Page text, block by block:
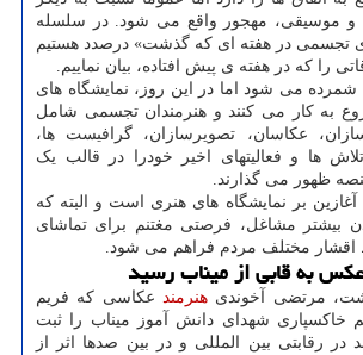
و موسیقی، مهجور واقع می شود. در سلسله
تجسمی در هفته ای که گذشت» درصدد هستیم
را که در هفته ی پیش افتاده، بیان نماییم.
می شود اما در این روز، نمایشگاه های
به کار می کنند و هنرمندان تجسمی شامل
عکاسان، تصویرسازان، گرافیست ها،
ها و فعالیتهای اخیر خودرا در قالب یک
ظهور می گذارند.
آغازین بر نمایشگاه های هنری است و البته که
بیشتر مشاغل، فرصتی مغتنم برای تماشای
مختلف مردم فراهم می شود.
عکس به قابی از میناب رسید
مرتضی آخوندیهنرمند عکاسی که فریم
شهدای دانش آموز میناب را ثبت
رقابتی بین المللی و در بین صدها اثر از